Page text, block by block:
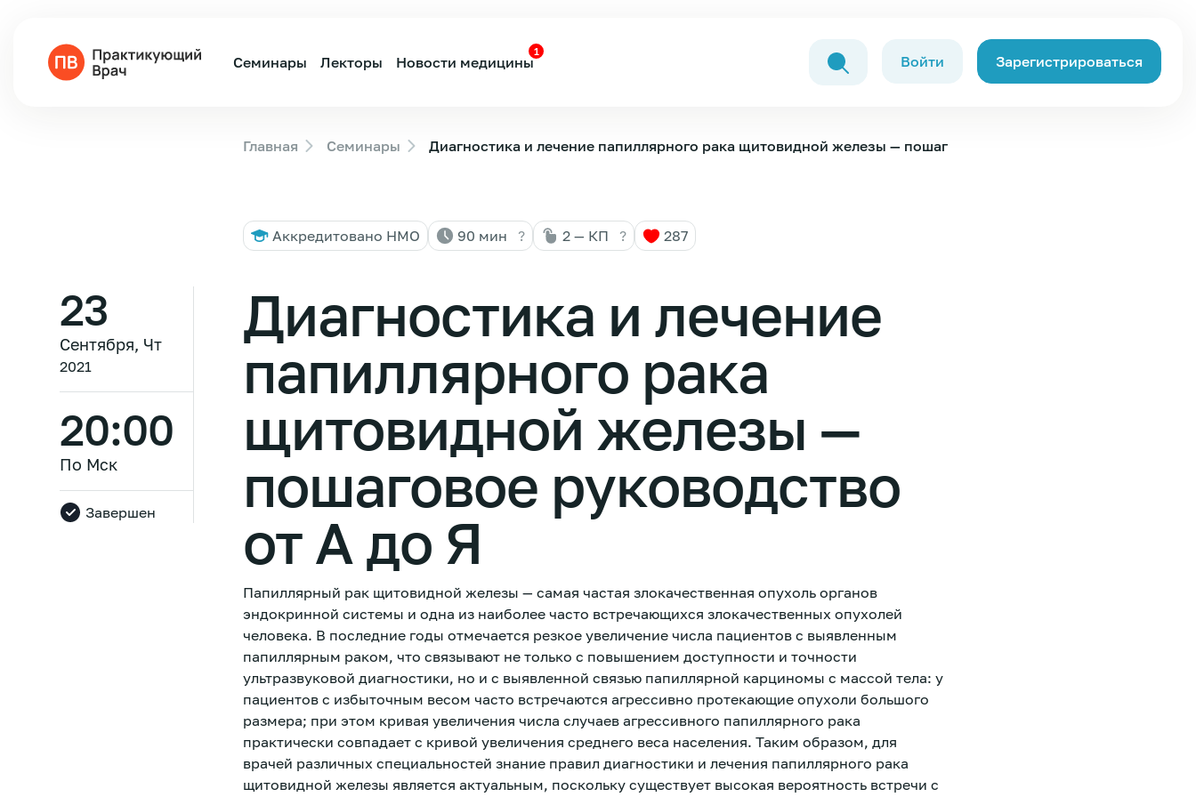
Семинары Лекторы Новости медицины
1
Войти Зарегистрироваться
Главная Семинары Диагностика и лечение папиллярного рака щитовидной железы — пошаговое руководство от А до Я
Аккредитовано НМО 90 мин ? 2 — КП ? 287
23
Сентября, Чт
2021
20:00
По Мск
Завершен
Диагностика и лечение
папиллярного рака
щитовидной железы —
пошаговое руководство
от А до Я
Папиллярный рак щитовидной железы — самая частая злокачественная опухоль органов
эндокринной системы и одна из наиболее часто встречающихся злокачественных опухолей
человека. В последние годы отмечается резкое увеличение числа пациентов с выявленным
папиллярным раком, что связывают не только с повышением доступности и точности
ультразвуковой диагностики, но и с выявленной связью папиллярной карциномы с массой тела: у
пациентов с избыточным весом часто встречаются агрессивно протекающие опухоли большого
размера; при этом кривая увеличения числа случаев агрессивного папиллярного рака
практически совпадает с кривой увеличения среднего веса населения. Таким образом, для
врачей различных специальностей знание правил диагностики и лечения папиллярного рака
щитовидной железы является актуальным, поскольку существует высокая вероятность встречи с